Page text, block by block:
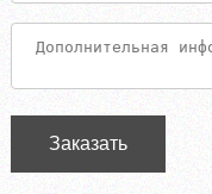
Заказать